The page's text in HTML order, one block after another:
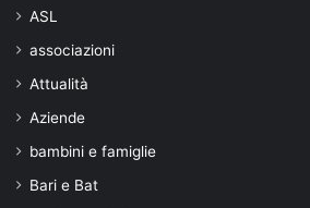
ASL
associazioni
Attualità
Aziende
bambini e famiglie
Bari e Bat